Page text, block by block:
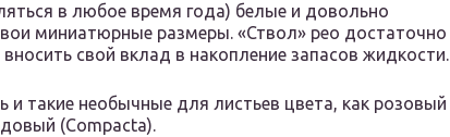
в любое время года) белые и довольно
миниатюрные размеры. «Ствол» рео достаточно
свой вклад в накопление запасов жидкости.
и такие необычные для листьев цвета, как розовый
(Compacta).